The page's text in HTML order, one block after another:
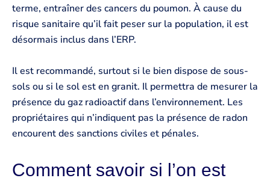
terme, entraîner des cancers du poumon. À cause du
risque sanitaire qu’il fait peser sur la population, il est
désormais inclus dans l’ERP.
Il est recommandé, surtout si le bien dispose de sous-
sols ou si le sol est en granit. Il permettra de mesurer la
présence du gaz radioactif dans l’environnement. Les
propriétaires qui n’indiquent pas la présence de radon
encourent des sanctions civiles et pénales.
Comment savoir si l’on est